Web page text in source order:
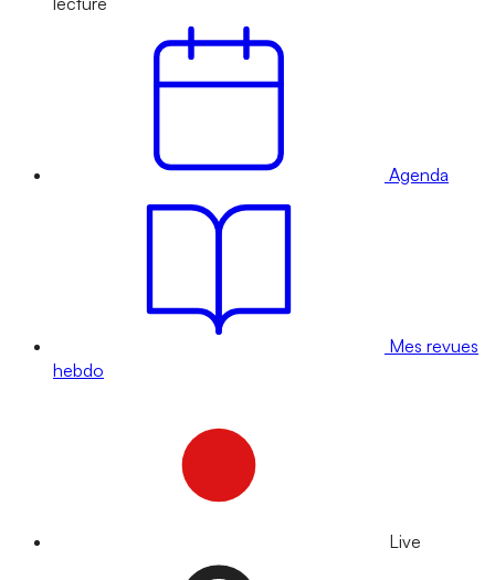
Agenda
Mes revues
hebdo
Live